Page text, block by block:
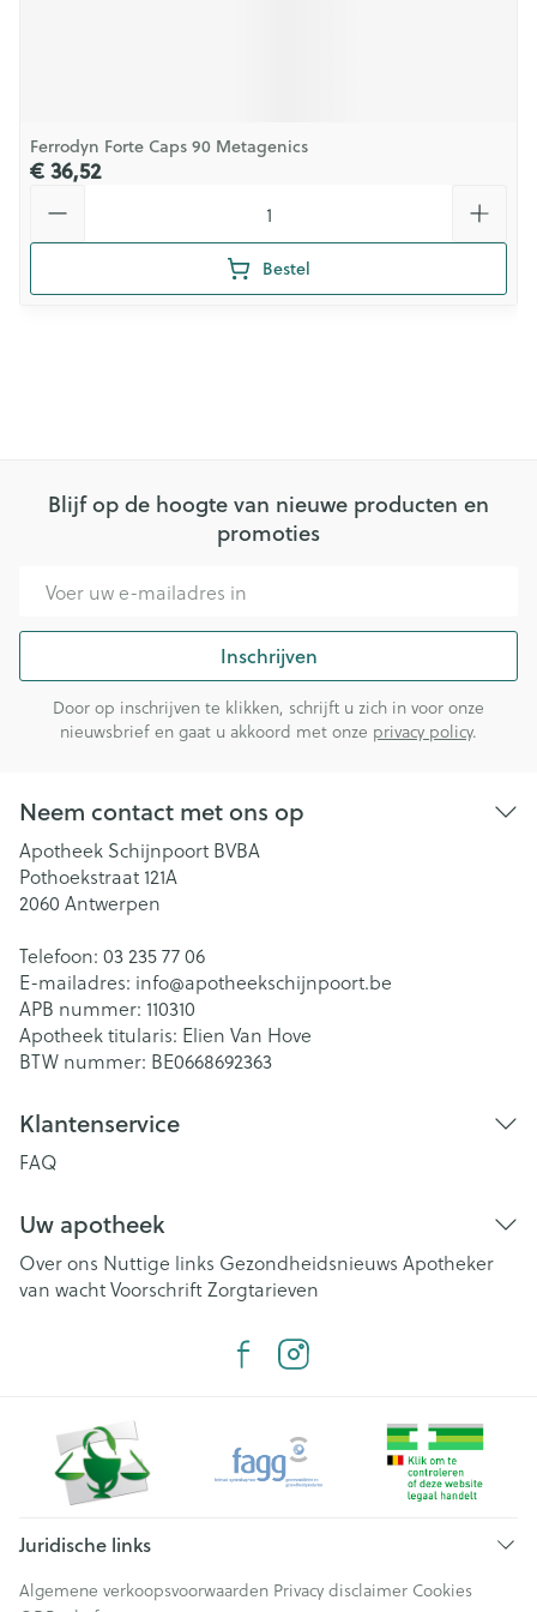
Ferrodyn Forte Caps 90 Metagenics
€ 36,52
Bestel
Blijf op de hoogte van nieuwe producten en
promoties
Inschrijven
Door op inschrijven te klikken, schrijft u zich in voor onze
nieuwsbrief en gaat u akkoord met onze privacy policy.
Neem contact met ons op
Apotheek Schijnpoort BVBA
Pothoekstraat 121A
2060 Antwerpen
Telefoon: 03 235 77 06
E-mailadres: info@apotheekschijnpoort.be
APB nummer: 110310
Apotheek titularis: Elien Van Hove
BTW nummer: BE0668692363
Klantenservice
FAQ
Uw apotheek
Over ons Nuttige links Gezondheidsnieuws Apotheker
van wachtVoorschriftZorgtarieven
Juridische links
Algemene verkoopsvoorwaarden Privacy disclaimer Cookies